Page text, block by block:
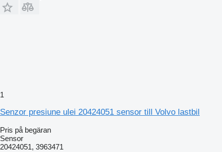
1
Senzor presiune ulei 20424051 sensor till Volvo lastbil
Pris på begäran
Sensor
20424051, 3963471